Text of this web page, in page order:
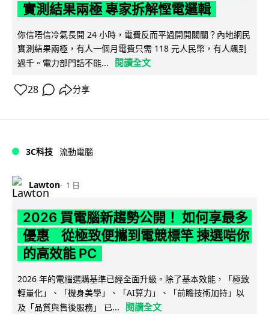
實測結果兩極 專家拆解慳電邏輯
你信唔信冷氣長開 24 小時，電費反而平過開開關關？內地網民
實測結果兩極，有人一個月電費只需 118 元人民幣，有人飆到
過千。電力部門話不能...
閱讀全文
28 分享
3C科技 流動電腦
Lawton 1 日
2026 買電腦新趨勢公開！ 如何享最多
優惠 從極致便攜到電競標竿 揀選啱你
的高效能 PC
2026 年的電腦選購基準已經全面升級。除了基本效能，「極致
輕量化」、「機身美學」、「AI算力」、「前瞻技術加持」以
及「品質與售後服務」 已...
閱讀全文